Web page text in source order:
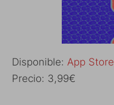
Disponible: App Store
Precio: 3,99€